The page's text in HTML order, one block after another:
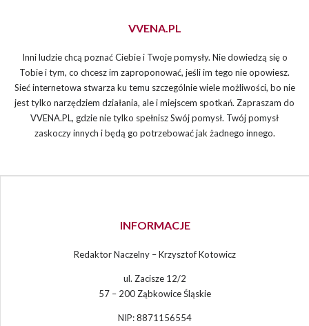
VVENA.PL
Inni ludzie chcą poznać Ciebie i Twoje pomysły. Nie dowiedzą się o
Tobie i tym, co chcesz im zaproponować, jeśli im tego nie opowiesz.
Sieć internetowa stwarza ku temu szczególnie wiele możliwości, bo nie
jest tylko narzędziem działania, ale i miejscem spotkań. Zapraszam do
VVENA.PL, gdzie nie tylko spełnisz Swój pomysł. Twój pomysł
zaskoczy innych i będą go potrzebować jak żadnego innego.
INFORMACJE
Redaktor Naczelny – Krzysztof Kotowicz
ul. Zacisze 12/2
57 – 200 Ząbkowice Śląskie
NIP: 8871156554